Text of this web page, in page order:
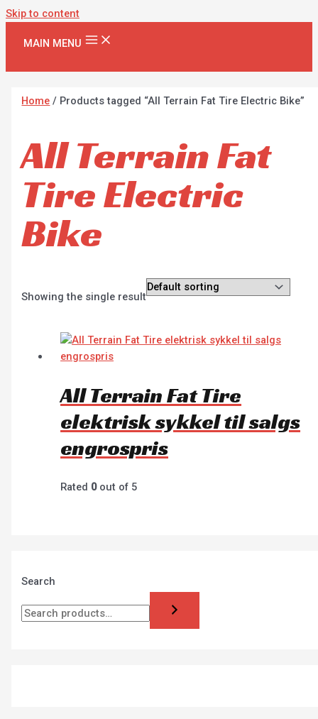
Skip to content
MAIN MENU
Search
Home / Products tagged “All Terrain Fat Tire Electric Bike”
All Terrain Fat
Tire Electric
Bike
Showing the single result
All Terrain Fat Tire
elektrisk sykkel til salgs
engrospris
Rated 0out of 5